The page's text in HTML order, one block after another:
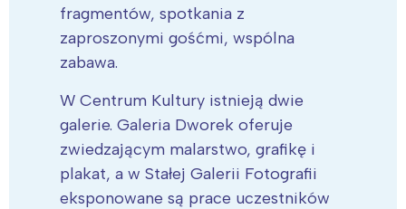
fragmentów, spotkania z
zaproszonymi gośćmi, wspólna
zabawa.
W Centrum Kultury istnieją dwie
galerie. Galeria Dworek oferuje
zwiedzającym malarstwo, grafikę i
plakat, a w Stałej Galerii Fotografii
eksponowane są prace uczestników